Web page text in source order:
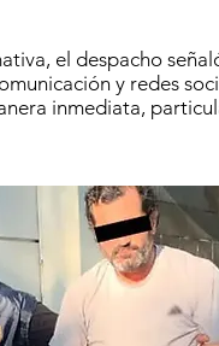
el despacho
y redes
inmediata,